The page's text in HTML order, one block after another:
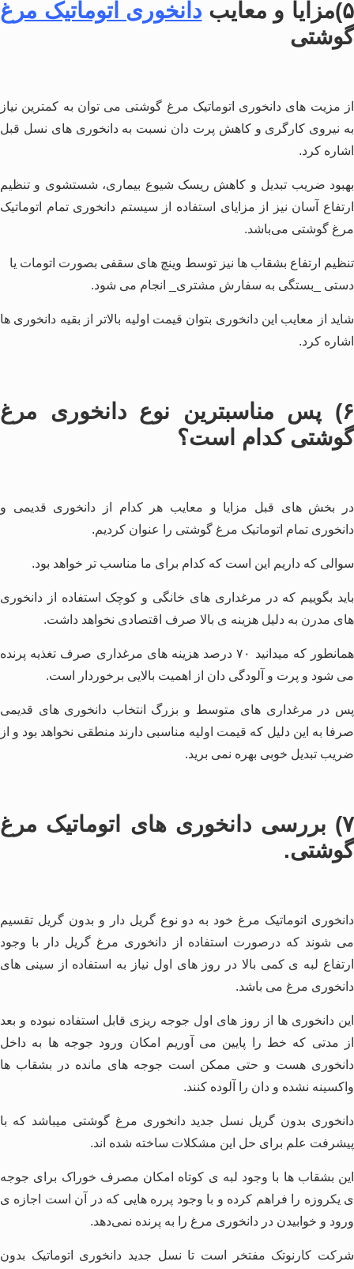
۵)مزایا و معایب
دانخوری اتوماتیک مرغ
گوشتی
از مزیت های دانخوری اتوماتیک مرغ گوشتی می توان به کمترین نیاز
به نیروی کارگری و کاهش پرت دان نسبت به دانخوری های نسل قبل
اشاره کرد.
بهبود ضریب تبدیل و کاهش ریسک شیوع بیماری، شستشوی و تنظیم
ارتفاع آسان نیز از مزایای استفاده از سیستم دانخوری تمام اتوماتیک
مرغ گوشتی می‌باشد.
تنظیم ارتفاع بشقاب ها نیز توسط وینچ های سقفی بصورت اتومات یا
دستی _بستگی به سفارش مشتری_ انجام می شود.
شاید از معایب این دانخوری بتوان قیمت اولیه بالاتر از بقیه دانخوری ها
اشاره کرد.
۶) پس مناسبترین نوع دانخوری مرغ
گوشتی کدام است؟
در بخش های قبل مزایا و معایب هر کدام از دانخوری قدیمی و
دانخوری تمام اتوماتیک مرغ گوشتی را عنوان کردیم.
سوالی که داریم این است که کدام برای ما مناسب تر خواهد بود.
باید بگوییم که در مرغداری های خانگی و کوچک استفاده از دانخوری
های مدرن به دلیل هزینه ی بالا صرف اقتصادی نخواهد داشت.
همانطور که میدانید ۷۰ درصد هزینه های مرغداری صرف تغذیه پرنده
می شود و پرت و آلودگی دان از اهمیت بالایی برخوردار است.
پس در مرغداری های متوسط و بزرگ انتخاب دانخوری های قدیمی
صرفا به این دلیل که قیمت اولیه مناسبی دارند منطقی نخواهد بود و از
ضریب تبدیل خوبی بهره نمی برید.
۷) بررسی دانخوری های اتوماتیک مرغ
گوشتی.
دانخوری اتوماتیک مرغ خود به دو نوع گریل دار و بدون گریل تقسیم
می شوند که درصورت استفاده از دانخوری مرغ گریل دار با وجود
ارتفاع لبه ی کمی بالا در روز های اول نیاز به استفاده از سینی های
دانخوری مرغ می باشد.
این دانخوری ها از روز های اول جوجه ریزی قابل استفاده نبوده و بعد
از مدتی که خط را پایین می آوریم امکان ورود جوجه ها به داخل
دانخوری هست و حتی ممکن است جوجه های مانده در بشقاب ها
واکسینه نشده و دان را آلوده کنند.
دانخوری بدون گریل نسل جدید دانخوری مرغ گوشتی میباشد که با
پیشرفت علم برای حل این مشکلات ساخته شده اند.
این بشقاب ها با وجود لبه ی کوتاه امکان مصرف خوراک برای جوجه
ی یکروزه را فراهم کرده و با وجود پرره هایی که در آن است اجازه ی
ورود و خوابیدن در دانخوری مرغ را به پرنده نمی‌دهد.
شرکت کارنوتک مفتخر است تا نسل جدید دانخوری اتوماتیک بدون